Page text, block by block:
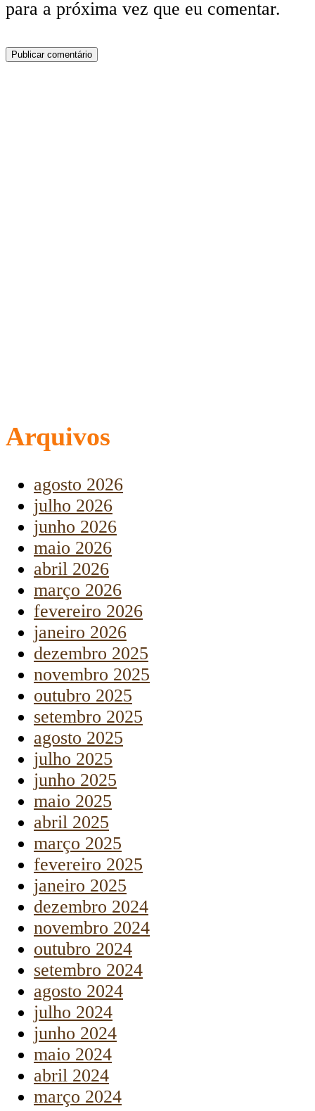
para a próxima vez que eu comentar.
Arquivos
agosto 2026
julho 2026
junho 2026
maio 2026
abril 2026
março 2026
fevereiro 2026
janeiro 2026
dezembro 2025
novembro 2025
outubro 2025
setembro 2025
agosto 2025
julho 2025
junho 2025
maio 2025
abril 2025
março 2025
fevereiro 2025
janeiro 2025
dezembro 2024
novembro 2024
outubro 2024
setembro 2024
agosto 2024
julho 2024
junho 2024
maio 2024
abril 2024
março 2024